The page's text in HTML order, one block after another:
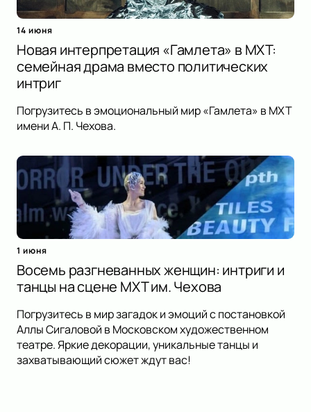
14 июня
Новая интерпретация «Гамлета» в МХТ:
семейная драма вместо политических
интриг
Погрузитесь в эмоциональный мир «Гамлета» в МХТ
имени А. П. Чехова.
1 июня
Восемь разгневанных женщин: интриги и
танцы на сцене МХТ им. Чехова
Погрузитесь в мир загадок и эмоций с постановкой
Аллы Сигаловой в Московском художественном
театре. Яркие декорации, уникальные танцы и
захватывающий сюжет ждут вас!